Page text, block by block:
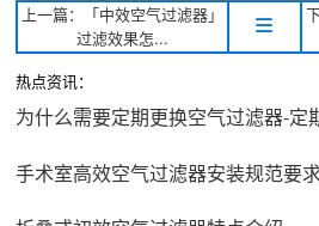
上一篇：「中效空气过滤器」
过滤效果怎...
热点资讯：
为什么需要定期更换空气过滤器-定
手术室高效空气过滤器安装规范要